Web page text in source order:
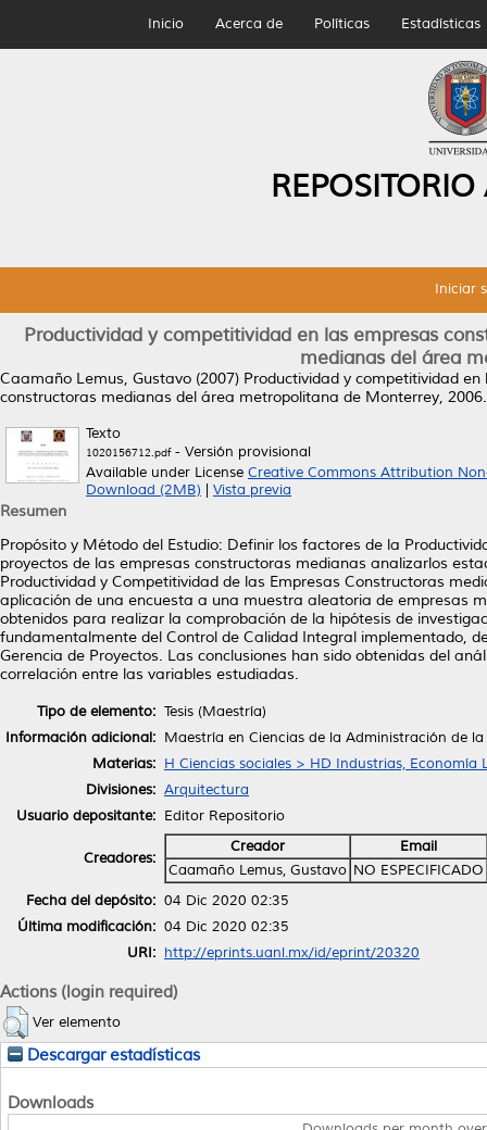
Inicio Acerca de Políticas Estadísticas
Iniciar
Productividad y competitividad en las empresas
medianas del área
Caamaño Lemus, Gustavo (2007) Productividad y competitividad
constructoras medianas del área metropolitana de Monterrey, 2006.
Texto
1020156712.pdf- Versión provisional
Available under License Creative Commons Attribution
Download (2MB)
Vista previa
Resumen
Propósito y Método del Estudio: Definir los factores de la
proyectos de las empresas constructoras medianas analizarlos
Productividad y Competitividad de las Empresas Constructoras
aplicación de una encuesta a una muestra aleatoria de empresas
obtenidos para realizar la comprobación de la hipótesis de
fundamentalmente del Control de Calidad Integral implementado,
Gerencia de Proyectos. Las conclusiones han sido obtenidas del
correlación entre las variables estudiadas.
Tipo de elemento: Tesis (Maestría)
Información adicional: Maestría en Ciencias de la Administración de
Materias: H Ciencias sociales > HD Industrias, Economía
Divisiones: Arquitectura
Usuario depositante: Editor Repositorio
Creadores:
Creador
Email
Caamaño Lemus, Gustavo NO ESPECIFICADO
Fecha del depósito: 04 Dic 2020 02:35
Última modificación: 04 Dic 2020 02:35
URI: http://eprints.uanl.mx/id/eprint/20320
Actions (login required)
Ver elemento
Descargar estadísticas
Downloads